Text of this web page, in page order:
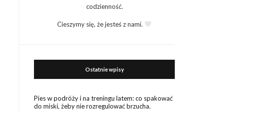
codzienność.
Cieszymy się, że jesteś z nami.
Ostatnie wpisy
Pies w podróży i na treningu latem: co spakować
do miski, żeby nie rozregulować brzucha.